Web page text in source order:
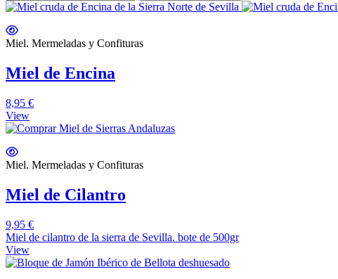
Miel. Mermeladas y Confituras
Miel de Encina
8,95 €
View
Miel. Mermeladas y Confituras
Miel de Cilantro
9,95 €
Miel de cilantro de la sierra de Sevilla. bote de 500gr
View